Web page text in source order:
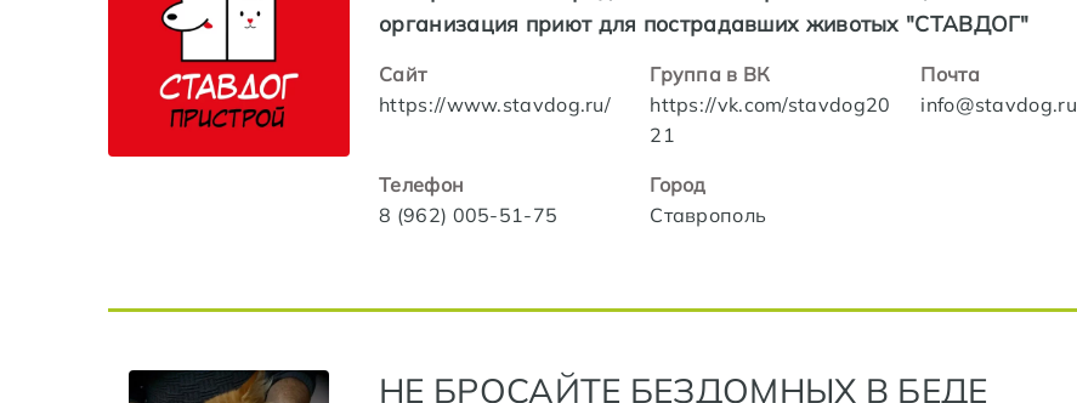
организация приют для пострадавших животых "СТАВДОГ"
Сайт
https://www.stavdog.ru/
Группа в ВК
https://vk.com/stavdog20
21
Почта
info@stavdog.ru
Телефон
8 (962) 005-51-75
Город
Ставрополь
НЕ БРОСАЙТЕ БЕЗДОМНЫХ В БЕДЕ